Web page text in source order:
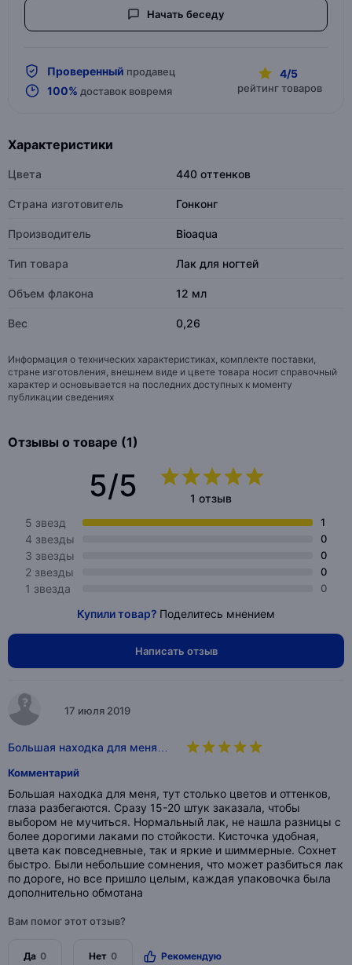
Начать беседу
Проверенный продавец
100% доставок вовремя
4/5
рейтинг товаров
Характеристики
Цвета 440 оттенков
Страна изготовитель Гонконг
Производитель Bioaqua
Тип товара Лак для ногтей
Объем флакона 12 мл
Вес 0,26
Информация о технических характеристиках, комплекте поставки,
стране изготовления, внешнем виде и цвете товара носит справочный
характер и основывается на последних доступных к моменту
публикации сведениях
Отзывы о товаре (1)
5/5
1 отзыв
5 звезд
1
4 звезды 0
3 звезды 0
2 звезды 0
1 звезда 0
Купили товар? Поделитесь мнением
Написать отзыв
17 июля 2019
Большая находка для меня…
Комментарий
Большая находка для меня, тут столько цветов и оттенков,
глаза разбегаются. Сразу 15-20 штук заказала, чтобы
выбором не мучиться. Нормальный лак, не нашла разницы с
более дорогими лаками по стойкости. Кисточка удобная,
цвета как повседневные, так и яркие и шиммерные. Сохнет
быстро. Были небольшие сомнения, что может разбиться лак
по дороге, но все пришло целым, каждая упаковочка была
дополнительно обмотана
Вам помог этот отзыв?
Да 0 Нет 0 Рекомендую